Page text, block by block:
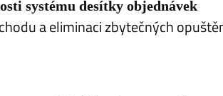
systému desítky objednávek
a eliminaci zbytečných